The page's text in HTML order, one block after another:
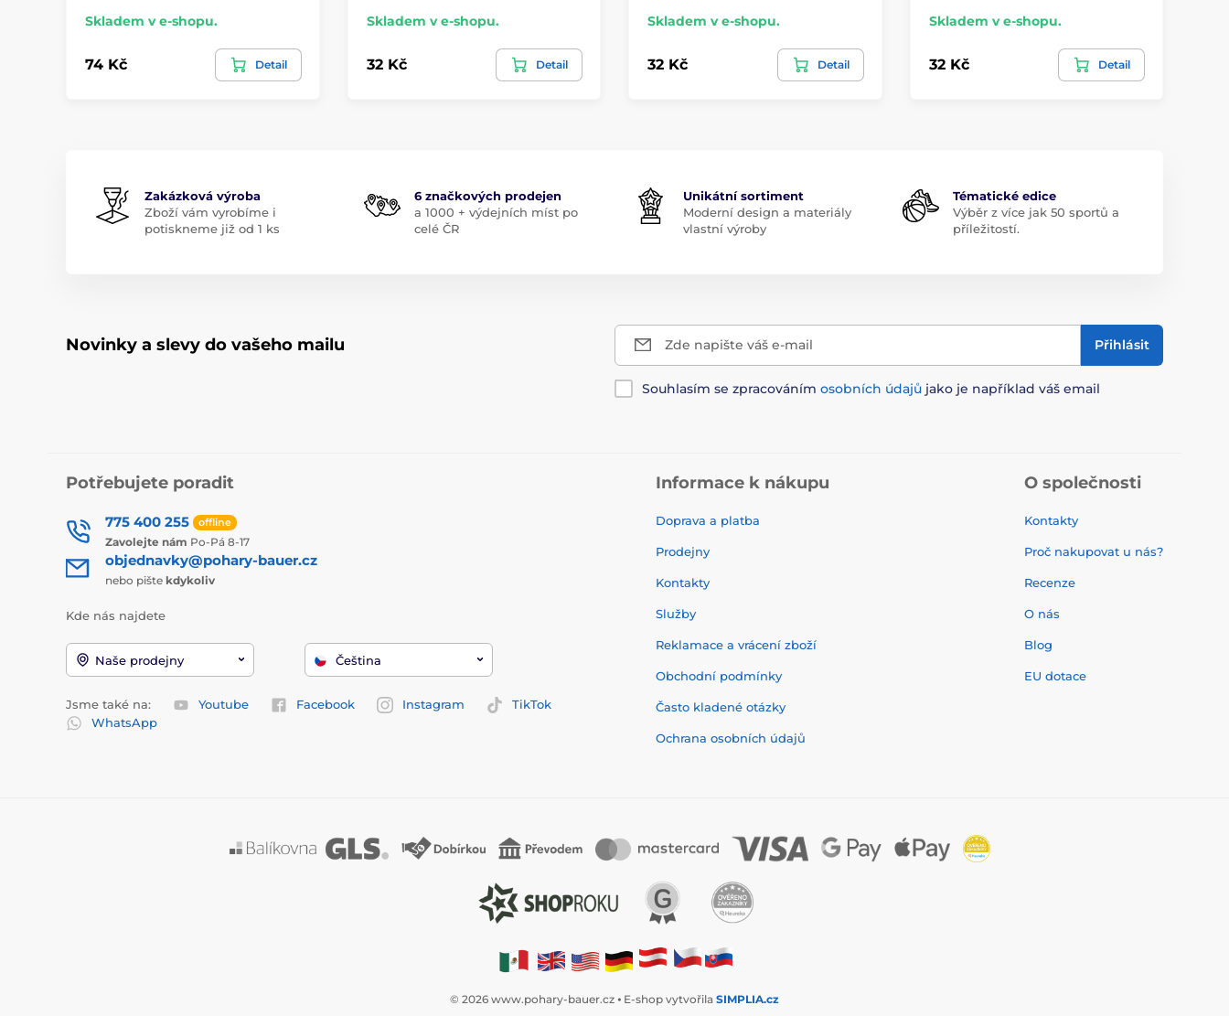
Skladem v e-shopu.
74 Kč Detail
Skladem v e-shopu.
32 Kč Detail
Skladem v e-shopu.
32 Kč Detail
Skladem v e-shopu.
32 Kč Detail
Zakázková výroba
Zboží vám vyrobíme i
potiskneme již od 1 ks
6 značkových prodejen
a 1000 + výdejních míst po
celé ČR
Unikátní sortiment
Moderní design a materiály
vlastní výroby
Tématické edice
Výběr z více jak 50 sportů a
příležitostí.
Novinky a slevy do vašeho mailu Zde napište váš e-mail Přihlásit
Souhlasím se zpracováním osobních údajů jako je například váš email
Potřebujete poradit
775 400 255 offline
Zavolejte nám Po-Pá 8-17
objednavky@pohary-bauer.cz
nebo pište kdykoliv
Kde nás najdete
Naše prodejny Čeština
Jsme také na: Youtube Facebook Instagram
TikTok
WhatsApp
Informace k nákupu
Doprava a platba
Prodejny
Kontakty
Služby
Reklamace a vrácení zboží
Obchodní podmínky
Často kladené otázky
Ochrana osobních údajů
O společnosti
Kontakty
Proč nakupovat u nás?
Recenze
O nás
Blog
EU dotace
© 2026 www.pohary-bauer.cz ⦁ E-shop vytvořila SIMPLIA.cz